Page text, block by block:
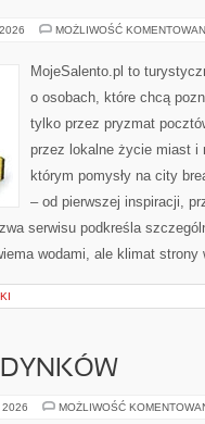
MOŻLIWOŚĆ
MojeSalento.pl to
o osobach, które chcą
tylko przez pryzmat
przez lokalne życie miast i
którym pomysły na city
– od pierwszej inspiracji,
serwisu podkreśla
wodami, ale klimat
2026 MOŻLIWOŚĆ